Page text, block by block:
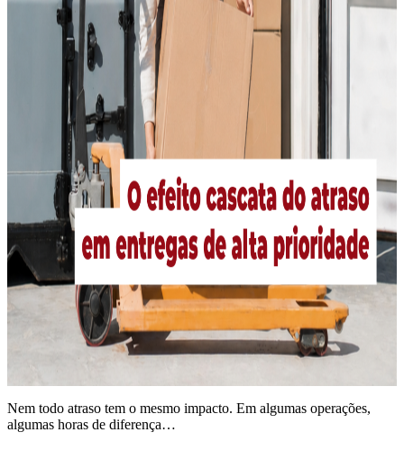
Nem todo atraso tem o mesmo impacto. Em algumas operações,
algumas horas de diferença…